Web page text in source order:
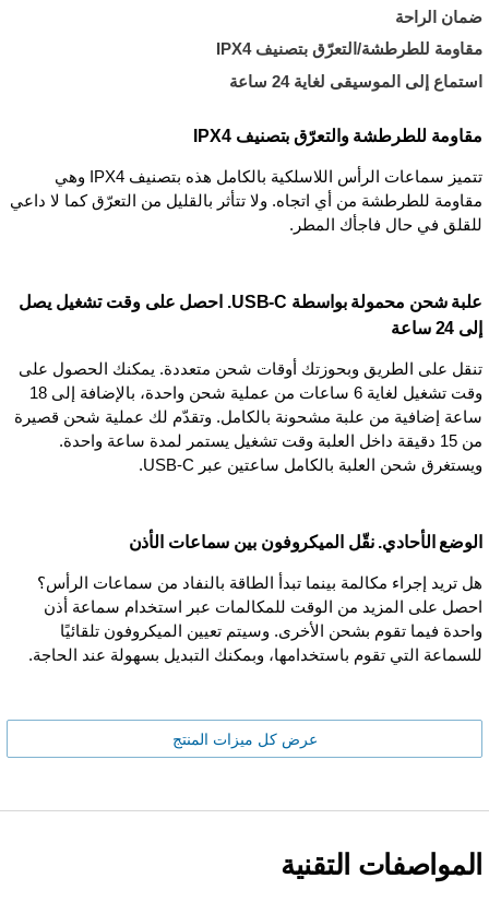
ضمان الراحة
مقاومة للطرطشة/التعرّق بتصنيف IPX4
استماع إلى الموسيقى لغاية 24 ساعة
مقاومة للطرطشة والتعرّق بتصنيف IPX4
تتميز سماعات الرأس اللاسلكية بالكامل هذه بتصنيف IPX4 وهي
مقاومة للطرطشة من أي اتجاه. ولا تتأثر بالقليل من التعرّق كما لا داعي
للقلق في حال فاجأك المطر.
علبة شحن محمولة بواسطة USB-C. احصل على وقت تشغيل يصل
إلى 24 ساعة
تنقل على الطريق وبحوزتك أوقات شحن متعددة. يمكنك الحصول على
وقت تشغيل لغاية 6 ساعات من عملية شحن واحدة، بالإضافة إلى 18
ساعة إضافية من علبة مشحونة بالكامل. وتقدّم لك عملية شحن قصيرة
من 15 دقيقة داخل العلبة وقت تشغيل يستمر لمدة ساعة واحدة.
ويستغرق شحن العلبة بالكامل ساعتين عبر USB-C.
الوضع الأحادي. نقّل الميكروفون بين سماعات الأذن
هل تريد إجراء مكالمة بينما تبدأ الطاقة بالنفاد من سماعات الرأس؟
احصل على المزيد من الوقت للمكالمات عبر استخدام سماعة أذن
واحدة فيما تقوم بشحن الأخرى. وسيتم تعيين الميكروفون تلقائيًا
للسماعة التي تقوم باستخدامها، وبمكنك التبديل بسهولة عند الحاجة.
عرض كل ميزات المنتج
المواصفات التقنية